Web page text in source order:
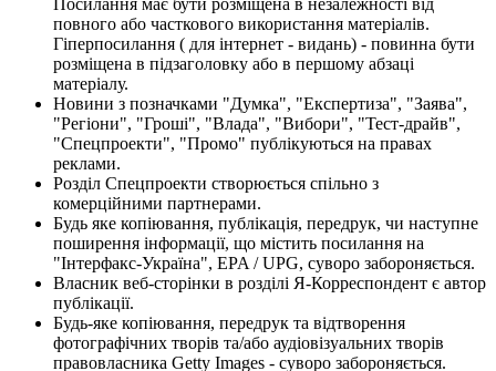
повного або часткового використання матеріалів.
Гіперпосилання ( для інтернет - видань) - повинна бути
розміщена в підзаголовку або в першому абзаці
матеріалу.
Новини з позначками "Думка", "Експертиза", "Заява",
"Регіони", "Гроші", "Влада", "Вибори", "Тест-драйв",
"Спецпроекти", "Промо" публікуються на правах
реклами.
Розділ Спецпроекти створюється спільно з
комерційними партнерами.
Будь яке копіювання, публікація, передрук, чи наступне
поширення інформації, що містить посилання на
"Інтерфакс-Україна", EPA / UPG, суворо забороняється.
Власник веб-сторінки в розділі Я-Корреспондент є автор
публікації.
Будь-яке копіювання, передрук та відтворення
фотографічних творів та/або аудіовізуальних творів
правовласника Getty Images - суворо забороняється.